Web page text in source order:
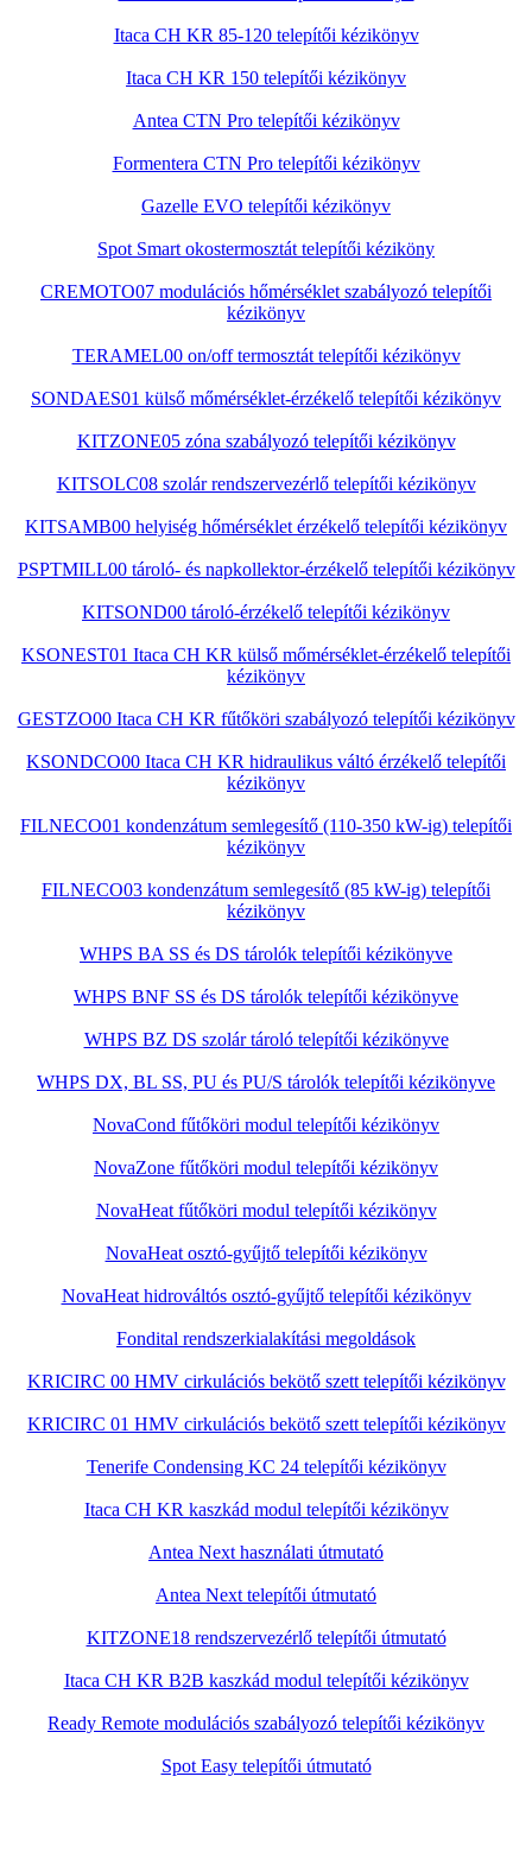
Itaca CH KR 85-120 telepítői kézikönyv
Itaca CH KR 150 telepítői kézikönyv
Antea CTN Pro telepítői kézikönyv
Formentera CTN Pro telepítői kézikönyv
Gazelle EVO telepítői kézikönyv
Spot Smart okostermosztát telepítői kéziköny
CREMOTO07 modulációs hőmérséklet szabályozó telepítői
kézikönyv
TERAMEL00 on/off termosztát telepítői kézikönyv
SONDAES01 külső mőmérséklet-érzékelő telepítői kézikönyv
KITZONE05 zóna szabályozó telepítői kézikönyv
KITSOLC08 szolár rendszervezérlő telepítői kézikönyv
KITSAMB00 helyiség hőmérséklet érzékelő telepítői kézikönyv
PSPTMILL00 tároló- és napkollektor-érzékelő telepítői kézikönyv
KITSOND00 tároló-érzékelő telepítői kézikönyv
KSONEST01 Itaca CH KR külső mőmérséklet-érzékelő telepítői
kézikönyv
GESTZO00 Itaca CH KR fűtőköri szabályozó telepítői kézikönyv
KSONDCO00 Itaca CH KR hidraulikus váltó érzékelő telepítői
kézikönyv
FILNECO01 kondenzátum semlegesítő (110-350 kW-ig) telepítői
kézikönyv
FILNECO03 kondenzátum semlegesítő (85 kW-ig) telepítői
kézikönyv
WHPS BA SS és DS tárolók telepítői kézikönyve
WHPS BNF SS és DS tárolók telepítői kézikönyve
WHPS BZ DS szolár tároló telepítői kézikönyve
WHPS DX, BL SS, PU és PU/S tárolók telepítői kézikönyve
NovaCond fűtőköri modul telepítői kézikönyv
NovaZone fűtőköri modul telepítői kézikönyv
NovaHeat fűtőköri modul telepítői kézikönyv
NovaHeat osztó-gyűjtő telepítői kézikönyv
NovaHeat hidrováltós osztó-gyűjtő telepítői kézikönyv
Fondital rendszerkialakítási megoldások
KRICIRC 00 HMV cirkulációs bekötő szett telepítői kézikönyv
KRICIRC 01 HMV cirkulációs bekötő szett telepítői kézikönyv
Tenerife Condensing KC 24 telepítői kézikönyv
Itaca CH KR kaszkád modul telepítői kézikönyv
Antea Next használati útmutató
Antea Next telepítői útmutató
KITZONE18 rendszervezérlő telepítői útmutató
Itaca CH KR B2B kaszkád modul telepítői kézikönyv
Ready Remote modulációs szabályozó telepítői kézikönyv
Spot Easy telepítői útmutató